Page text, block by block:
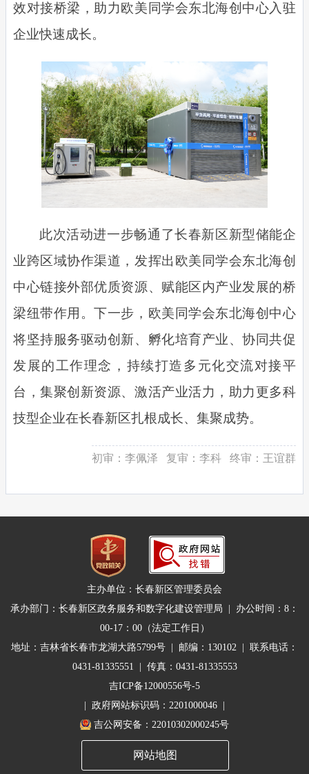
效对接桥梁，助力欧美同学会东北海创中心入驻
企业快速成长。
此次活动进一步畅通了长春新区新型储能企
业跨区域协作渠道，发挥出欧美同学会东北海创
中心链接外部优质资源、赋能区内产业发展的桥
梁纽带作用。下一步，欧美同学会东北海创中心
将坚持服务驱动创新、孵化培育产业、协同共促
发展的工作理念，持续打造多元化交流对接平
台，集聚创新资源、激活产业活力，助力更多科
技型企业在长春新区扎根成长、集聚成势。
初审： 李佩泽 复审： 李科 终审： 王谊群
主办单位：长春新区管理委员会
承办部门：长春新区政务服务和数字化建设管理局 | 办公时间：8：
00-17：00（法定工作日）
地址：吉林省长春市龙湖大路5799号 | 邮编：130102 | 联系电话：
0431-81335551 | 传真：0431-81335553
吉ICP备12000556号-5
| 政府网站标识码：2201000046 |
吉公网安备：22010302000245号
网站地图